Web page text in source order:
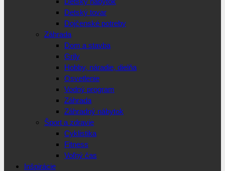
Detský tovar
Dojčenské potreby
Záhrada
Dom a stavba
Grily
Hobby, náradie, dielňa
Osvetlenie
Vodný program
Záhrada
Záhradný nábytok
Šport a zdravie
Cyklistika
Fitness
Voľný čas
Inšpirácie